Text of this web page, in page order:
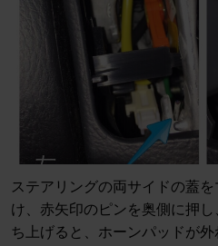
ステアリングの両サイドの蓋
け、赤矢印のピンを奥側に押
ち上げると、ホーンパッドが外